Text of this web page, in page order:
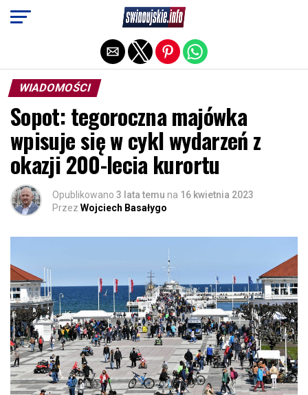
WIADOMOŚCI
Sopot: tegoroczna majówka
wpisuje się w cykl wydarzeń z
okazji 200-lecia kurortu
Opublikowano 3 lata temu na 16 kwietnia 2023
Przez Wojciech Basałygo
Exit mobile version